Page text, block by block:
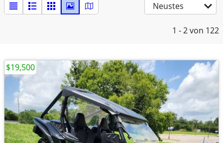
Neustes
1 - 2von 122
$19,500